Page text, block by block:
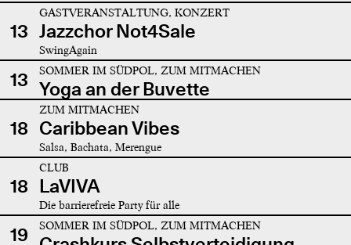
13
GASTVERANSTALTUNG, KONZERT
Jazzchor Not4Sale
SwingAgain
13 SOMMER IM SÜDPOL, ZUM MITMACHEN
Yoga an der Buvette
18
ZUM MITMACHEN
Caribbean Vibes
Salsa, Bachata, Merengue
18
CLUB
LaVIVA
Die barrierefreie Party für alle
19 SOMMER IM SÜDPOL, ZUM MITMACHEN